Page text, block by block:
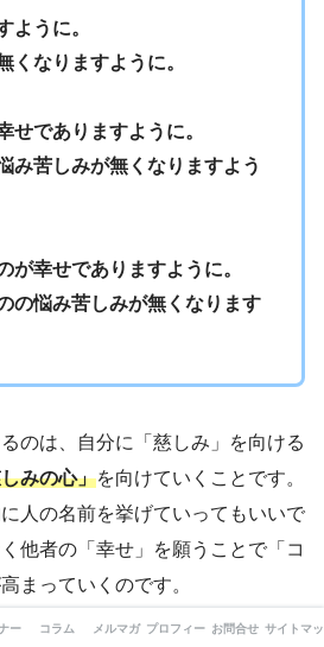
ように。
くなりますように。
せでありますように。
み苦しみが無くなりますよう
が幸せでありますように。
の悩み苦しみが無くなります
のは、自分に「慈しみ」を向ける
みの心」を向けていくことです。
人の名前を挙げていってもいいで
他者の「幸せ」を願うことで「コ
まっていくのです。
ー コラム メルマガ プロフィールお問合せ サイトマ